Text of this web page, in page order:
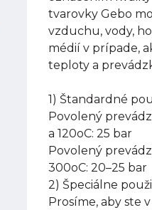
tvarovky Gebo
vzduchu, vody,
médií v prípade,
teploty a
1) Štandardné
Povolený
a 120oC: 25 bar
Povolený
300oC: 20–25 bar
2) Špeciálne
Prosíme, aby ste